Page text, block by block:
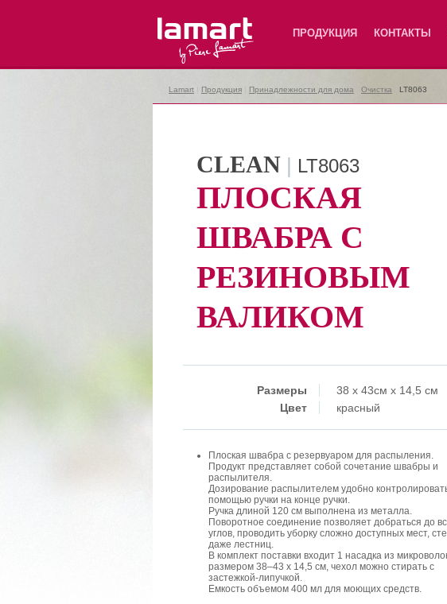
Lamart ПРОДУКЦИЯ КОНТАКТЫ
Lamart Продукция Принадлежности для дома Очистка LT8063
CLEAN | LT8063
ПЛОСКАЯ
ШВАБРА С
РЕЗИНОВЫМ
ВАЛИКОМ
Размеры
38 x 43см x 14,5 см
Цвет
красный
Плоская швабра с резервуаром для распыления.
Продукт представляет собой сочетание швабры и
распылителя.
Дозирование распылителем удобно
помощью ручки на конце ручки.
Ручка длиной 120 см выполнена из металла.
Поворотное соединение позволяет добраться до
углов, проводить уборку сложно доступных мест,
даже лестниц.
В комплект поставки входит 1 насадка из
размером 38–43 х 14,5 см, чехол можно стирать с
застежкой-липучкой.
Емкость объемом 400 мл для моющих средств.